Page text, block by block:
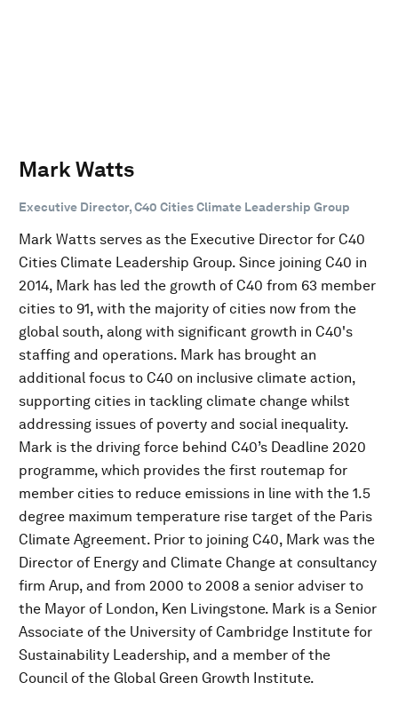
Mark Watts
Executive Director, C40 Cities Climate Leadership Group
Mark Watts serves as the Executive Director for C40
Cities Climate Leadership Group. Since joining C40 in
2014, Mark has led the growth of C40 from 63 member
cities to 91, with the majority of cities now from the
global south, along with significant growth in C40's
staffing and operations. Mark has brought an
additional focus to C40 on inclusive climate action,
supporting cities in tackling climate change whilst
addressing issues of poverty and social inequality.
Mark is the driving force behind C40’s Deadline 2020
programme, which provides the first routemap for
member cities to reduce emissions in line with the 1.5
degree maximum temperature rise target of the Paris
Climate Agreement. Prior to joining C40, Mark was the
Director of Energy and Climate Change at consultancy
firm Arup, and from 2000 to 2008 a senior adviser to
the Mayor of London, Ken Livingstone. Mark is a Senior
Associate of the University of Cambridge Institute for
Sustainability Leadership, and a member of the
Council of the Global Green Growth Institute.